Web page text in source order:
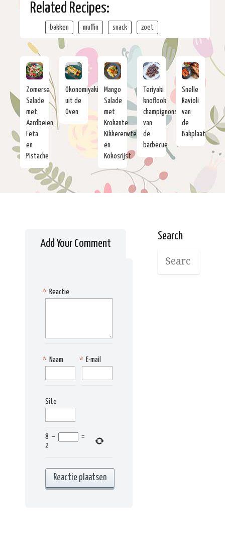
Related Recipes:
bakken muffin snack zoet
Zomerse
Salade
met
Aardbeien,
Feta
en
Pistache
Okonomiyaki
uit de
Oven
Mango
Salade
met
Krokante
Kikkererwten
en
Kokosrijst
Teriyaki
knoflook
champignons
van
de
barbecue
Snelle
Ravioli
van
de
Bakplaat
Add Your Comment
Reactie
*
Naam
* E-mail
*
Site
8 −
=
2
Search